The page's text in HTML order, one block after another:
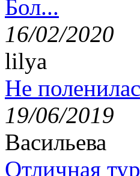
Бол...
16/02/2020
lilya
Не
19/06/2019
Васильева
Отличная